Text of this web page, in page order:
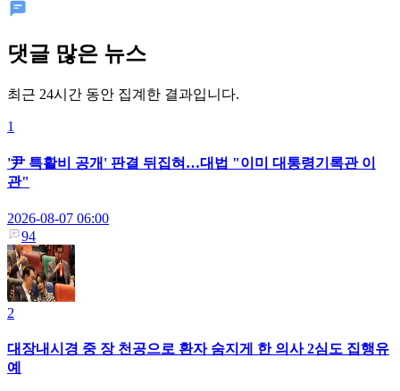
댓글 많은 뉴스
최근 24시간 동안 집계한 결과입니다.
1
'尹 특활비 공개' 판결 뒤집혀…대법 "이미 대통령기록관 이
관"
2026-08-07 06:00
94
2
대장내시경 중 장 천공으로 환자 숨지게 한 의사 2심도 집행유
예